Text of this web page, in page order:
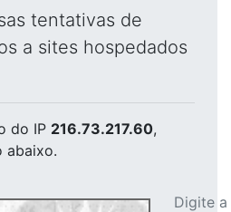
tentativas de
a sites hospedados
do IP 216.73.217.60,
abaixo.
Digite